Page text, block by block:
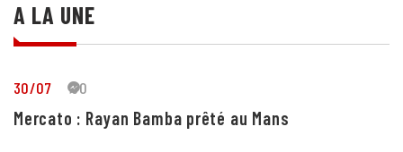
A LA UNE
30/07 30
Mercato : Rayan Bamba prêté au Mans